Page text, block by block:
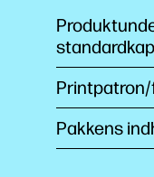
Printpatron/
Pakkens